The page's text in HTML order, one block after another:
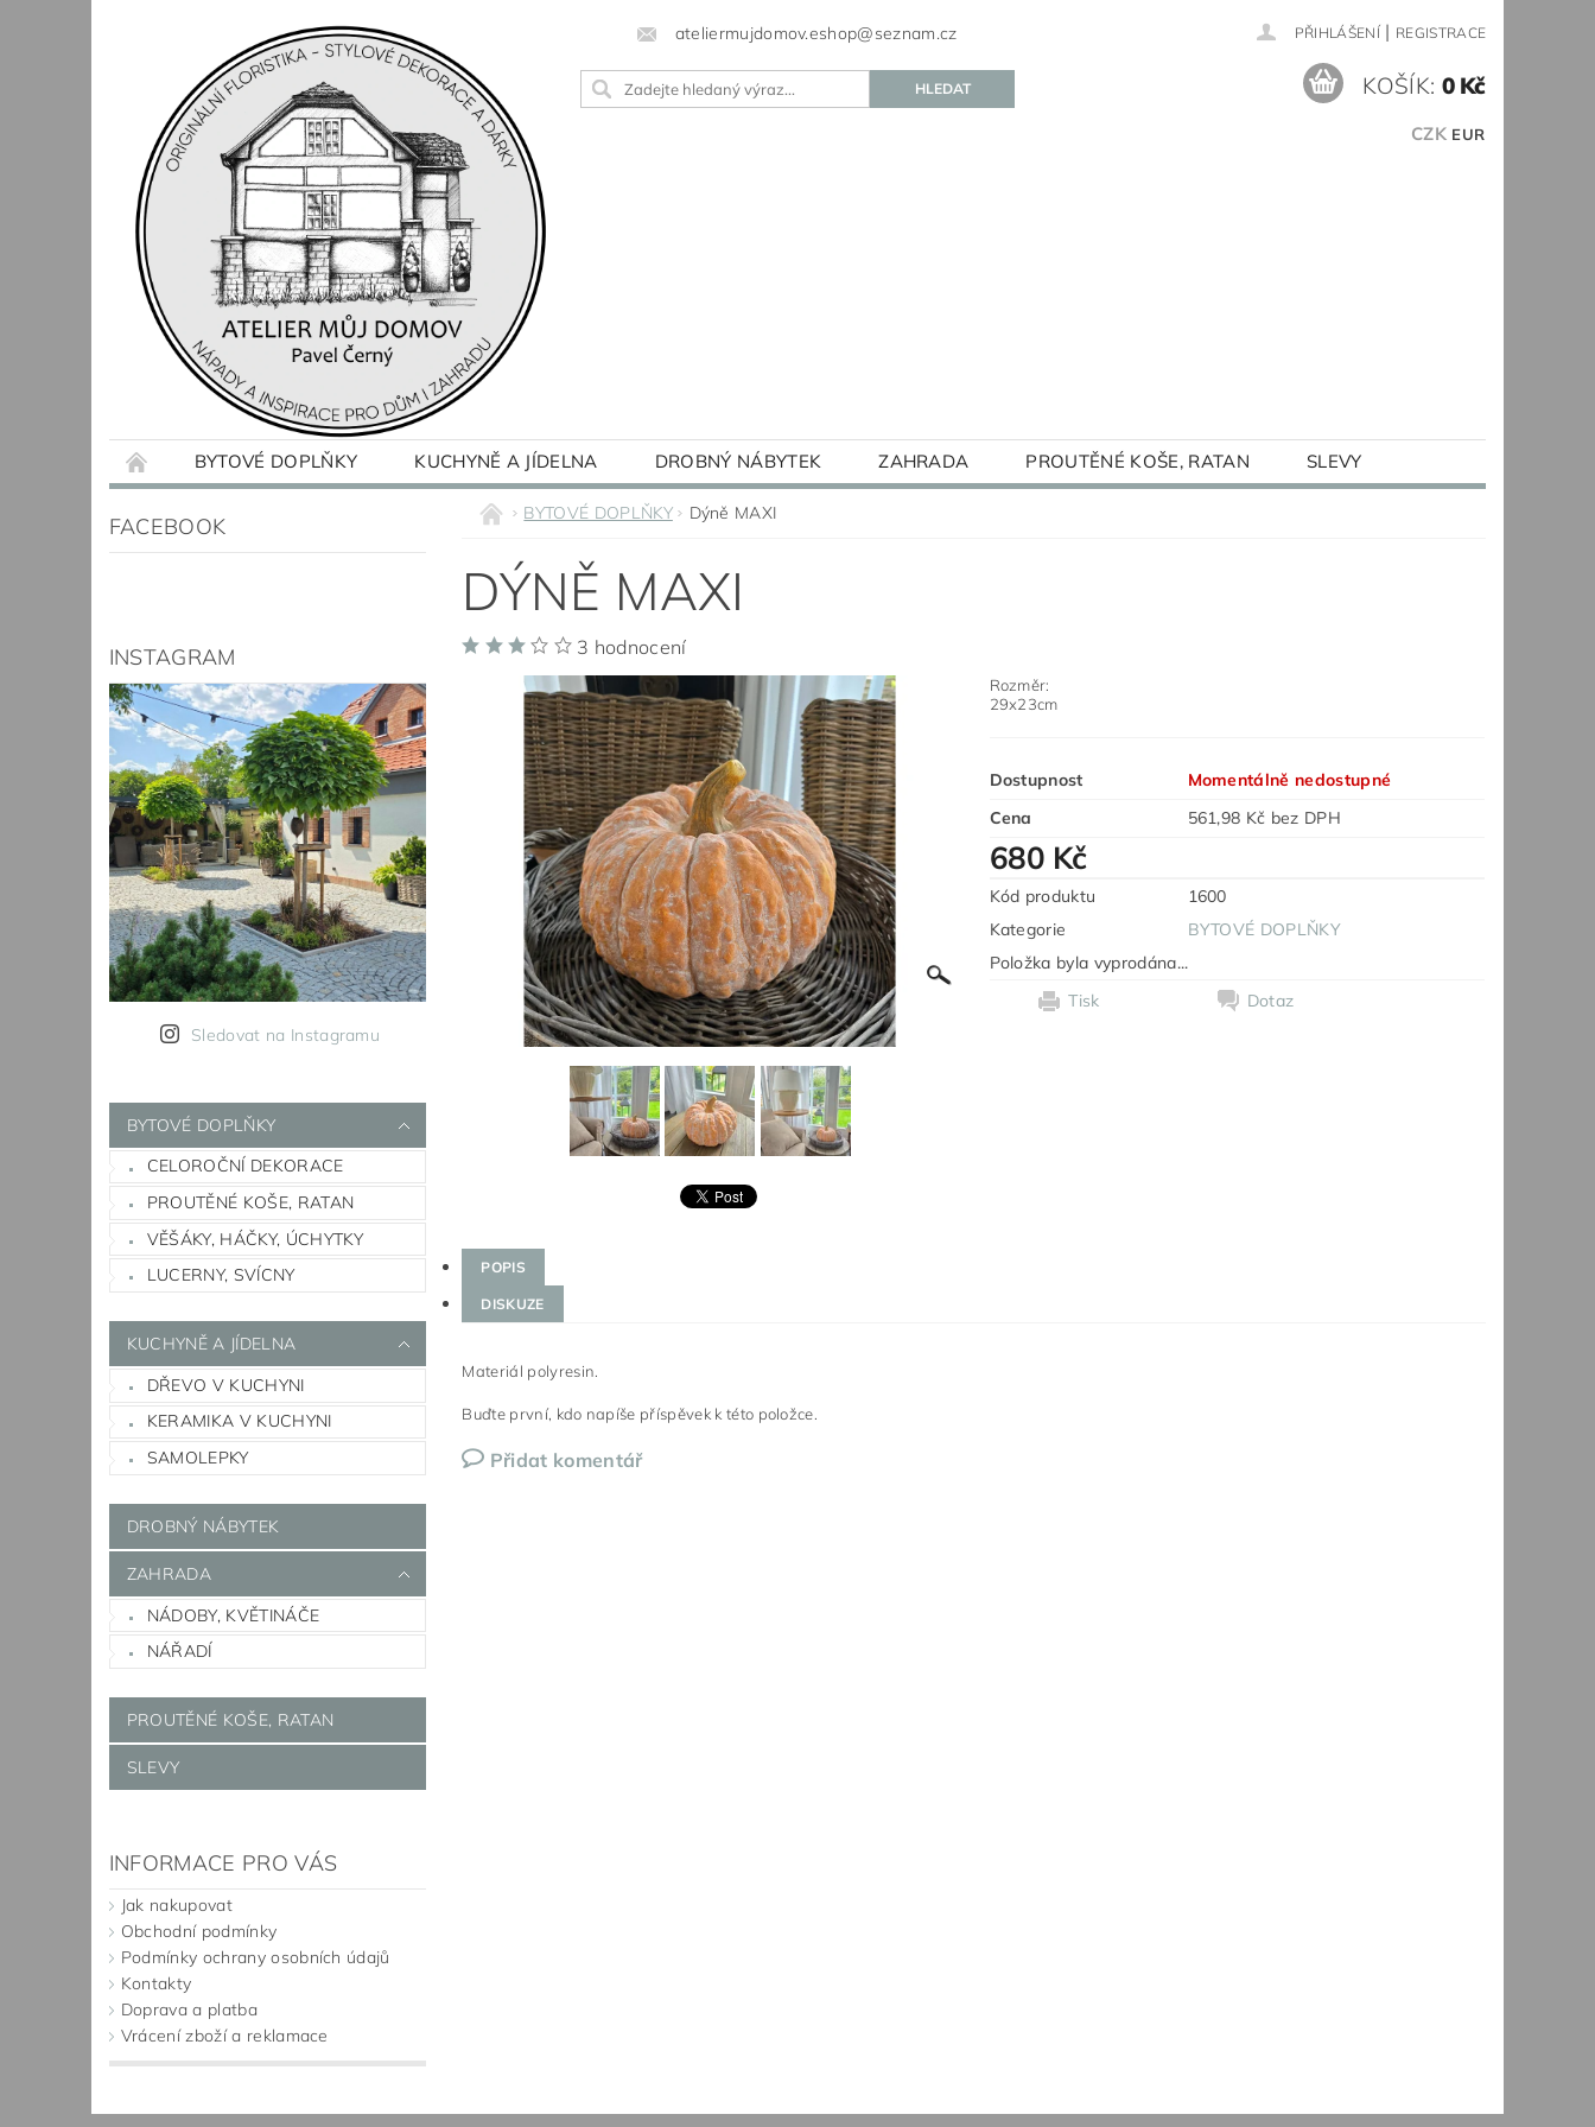
ateliermujdomov.eshop@seznam.cz PŘIHLÁŠENÍ | REGISTRACE
CZK EUR
KOŠÍK: 0 Kč
BYTOVÉ DOPLŇKY KUCHYNĚ A JÍDELNA DROBNÝ NÁBYTEK ZAHRADA PROUTĚNÉ KOŠE, RATAN
SLEVY
KONTAKTY BLOG
FACEBOOK
INSTAGRAM
Sledovat na Instagramu
BYTOVÉ DOPLŇKY
CELOROČNÍ DEKORACE
PROUTĚNÉ KOŠE, RATAN
VĚŠÁKY, HÁČKY, ÚCHYTKY
LUCERNY, SVÍCNY
KUCHYNĚ A JÍDELNA
DŘEVO V KUCHYNI
KERAMIKA V KUCHYNI
SAMOLEPKY
DROBNÝ NÁBYTEK
ZAHRADA
NÁDOBY, KVĚTINÁČE
NÁŘADÍ
PROUTĚNÉ KOŠE, RATAN
SLEVY
INFORMACE PRO VÁS
Jak nakupovat
Obchodní podmínky
Podmínky ochrany osobních údajů
Kontakty
Doprava a platba
Vrácení zboží a reklamace
BYTOVÉ DOPLŇKY Dýně MAXI
DÝNĚ MAXI
3 hodnocení
Rozměr:
29x23cm
Dostupnost
Momentálně nedostupné
Cena
561,98 Kč bez DPH
680 Kč
Kód produktu
1600
Kategorie
BYTOVÉ DOPLŇKY
Položka byla vyprodána...
Tisk
Dotaz
POPIS
DISKUZE
Materiál polyresin.
Buďte první, kdo napíše příspěvek k této položce.
Přidat komentář